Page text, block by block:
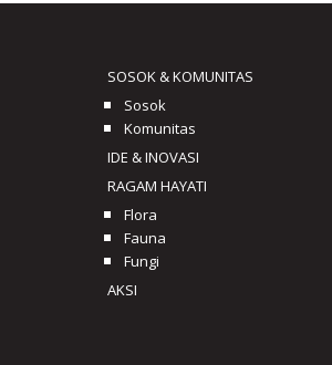
SOSOK & KOMUNITAS
Sosok
Komunitas
IDE & INOVASI
RAGAM HAYATI
Flora
Fauna
Fungi
AKSI